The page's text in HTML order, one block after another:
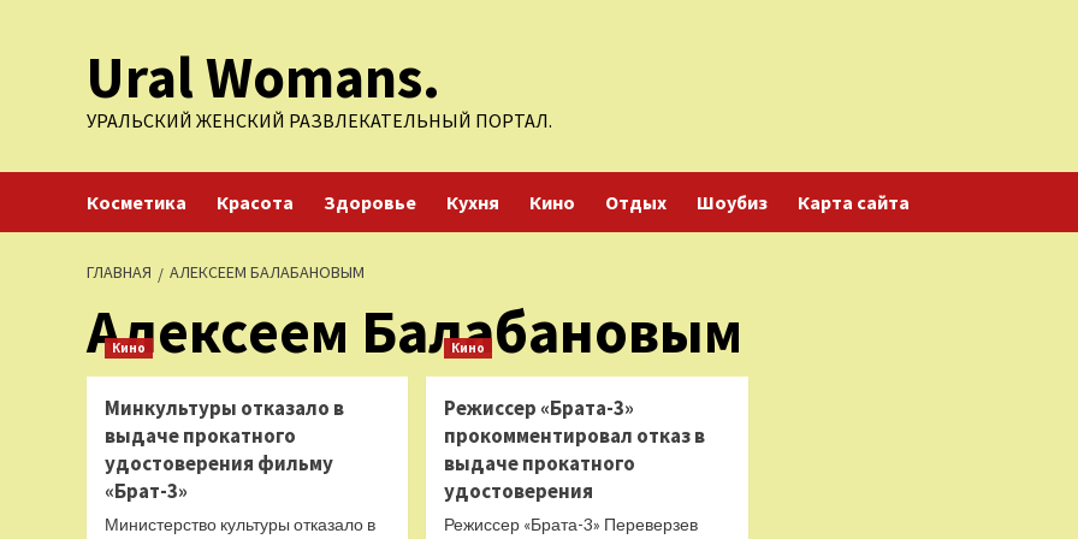
содержимомуUral Womans.
УРАЛЬСКИЙ ЖЕНСКИЙ РАЗВЛЕКАТЕЛЬНЫЙ ПОРТАЛ.
Косметика Красота Здоровье Кухня Кино Отдых Шоубиз Карта сайта
ГЛАВНАЯ АЛЕКСЕЕМ БАЛАБАНОВЫМ
Алексеем Балабановым
Кино
Минкультуры отказало в
выдаче прокатного
удостоверения фильму
«Брат-3»
Министерство культуры отказало в
Кино
Режиссер «Брата-3»
прокомментировал отказ в
выдаче прокатного
удостоверения
Режиссер «Брата-3» Переверзев